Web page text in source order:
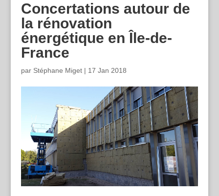
Concertations autour de
la rénovation
énergétique en Île-de-
France
par Stéphane Miget| 17 Jan 2018